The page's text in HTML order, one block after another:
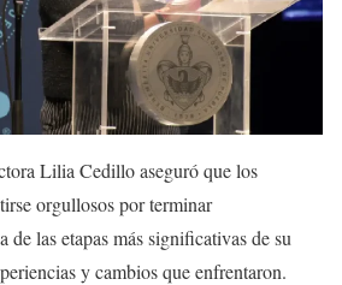
Lilia Cedillo aseguró que los
orgullosos por terminar
de las etapas más significativas de su
y cambios que enfrentaron.